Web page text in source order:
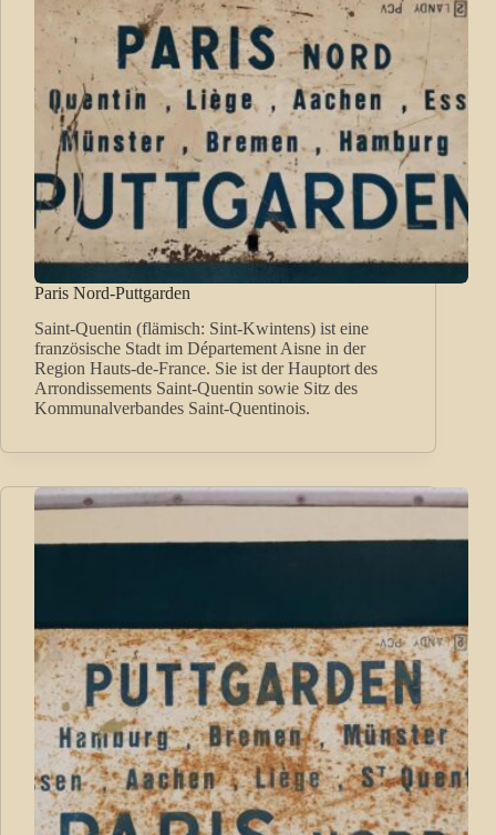
Paris Nord-Puttgarden
Saint-Quentin (flämisch: Sint-Kwintens) ist eine
französische Stadt im Département Aisne in der
Region Hauts-de-France. Sie ist der Hauptort des
Arrondissements Saint-Quentin sowie Sitz des
Kommunalverbandes Saint-Quentinois.